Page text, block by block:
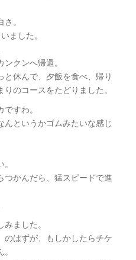
。
ました。
クンへ帰還。
と休んで、夕飯を食べ、帰り
のコースをたどりました。
すわ。
んというかゴムみたいな感じ
つかんだら、猛スピードで進
ました。
のはずが、もしかしたらチケ